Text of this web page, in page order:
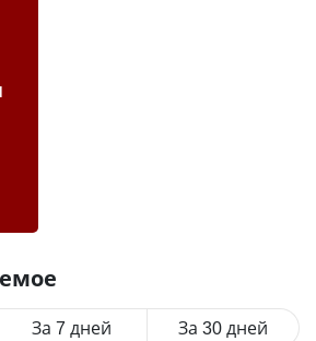
За 7 дней За 30 дней